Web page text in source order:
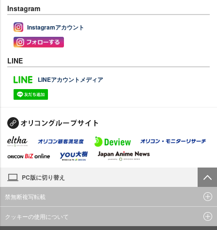
Instagram
Instagramアカウント
LINE
LINEアカウントメディア
PC版に切り替え
禁無断複写転載
クッキーの使用について